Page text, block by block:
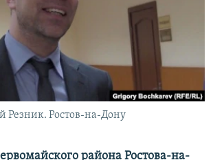
РАССЫЛКУ
Резник. Ростов-на-Дону
района Ростова-на-